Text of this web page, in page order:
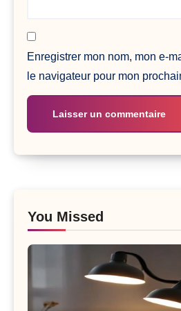
Enregistrer mon nom, mon e-
le navigateur pour mon
You Missed